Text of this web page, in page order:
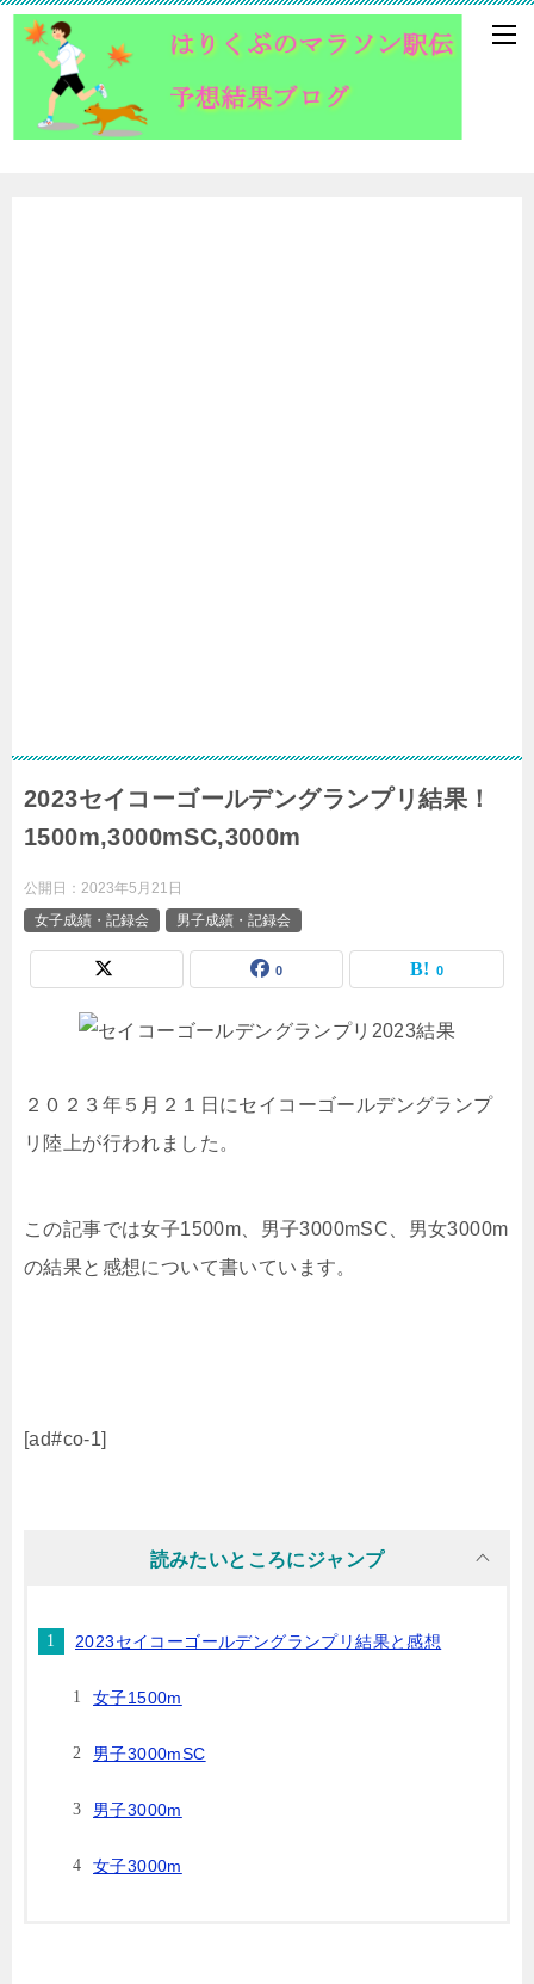
2023セイコーゴールデングランプリ結果！
1500m,3000mSC,3000m
公開日： 2023年5月21日
女子成績・記録会
男子成績・記録会
0 0
２０２３年５月２１日にセイコーゴールデングランプ
リ陸上が行われました。
この記事では女子1500m、男子3000mSC、男女3000m
の結果と感想について書いています。
[ad#co-1]
読みたいところにジャンプ
2023セイコーゴールデングランプリ結果と感想
女子1500m
男子3000mSC
男子3000m
女子3000m